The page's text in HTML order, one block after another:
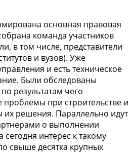
основная правовая
команда участников
в том числе, представители
и вузов). Уже
и есть техническое
Были обследованы
результатам чего
при строительстве и
решения. Параллельно идут
о выполнении
сегодня интерес к такому
свыше десятка крупных